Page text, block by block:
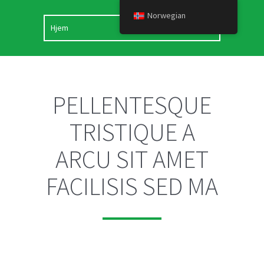
PELLENTESQUE
TRISTIQUE A
ARCU SIT AMET
FACILISIS SED MA
Norwegian